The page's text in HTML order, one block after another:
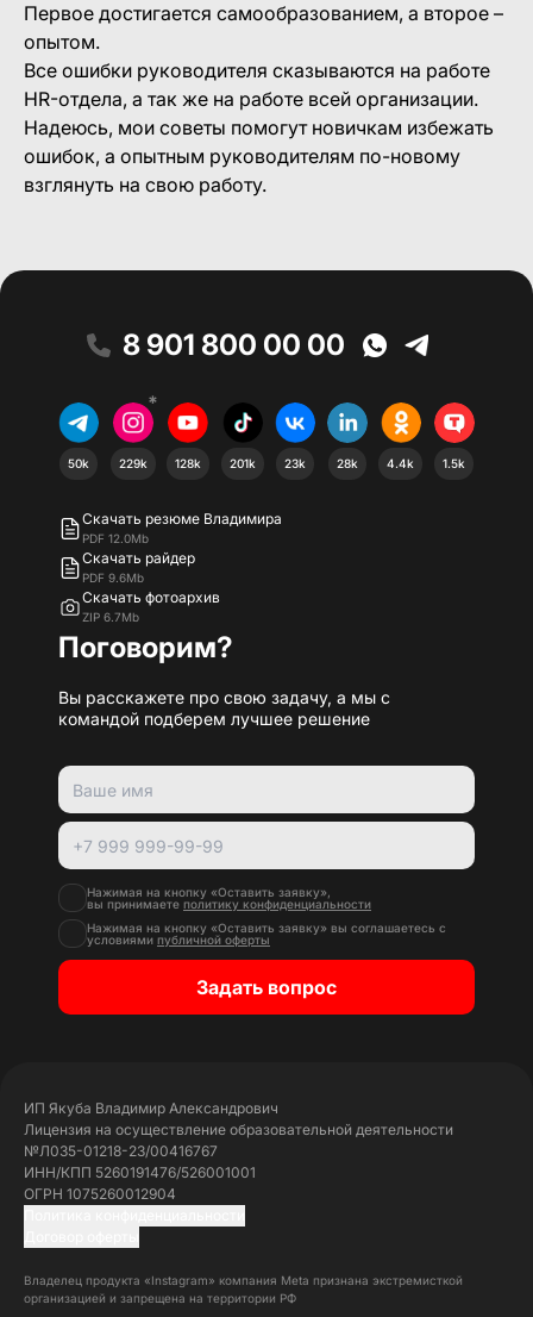
Первое достигается самообразованием, а второе –
опытом.
Все ошибки руководителя сказываются на работе
HR-отдела, а так же на работе всей организации.
Надеюсь, мои советы помогут новичкам избежать
ошибок, а опытным руководителям по-новому
взглянуть на свою работу.
8 901 800 00 00
50k
*
229k 128k 201k 23k 28k 4.4k 1.5k
Скачать резюме Владимира
PDF 12.0Mb
Скачать райдер
PDF 9.6Mb
Скачать фотоархив
ZIP 6.7Mb
Поговорим?
Вы расскажете про свою задачу, а мы с
командой подберем лучшее решение
Нажимая на кнопку «Оставить заявку»,
вы принимаете политику конфиденциальности
Нажимая на кнопку «Оставить заявку» вы соглашаетесь с
условиями публичной оферты
Задать вопрос
ИП Якуба Владимир Александрович
Лицензия на осуществление образовательной деятельности
№Л035-01218-23/00416767
ИНН/КПП 5260191476/526001001
ОГРН 1075260012904
Владелец продукта «Instagram» компания Meta признана экстремисткой
организацией и запрещена на территории РФ